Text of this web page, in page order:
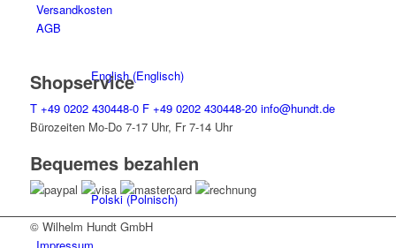
English(Englisch)
Polski(Polnisch)
Versandkosten
AGB
Shopservice
T +49 0202 430448-0 F +49 0202 430448-20 info@hundt.de
Bürozeiten Mo-Do 7-17 Uhr, Fr 7-14 Uhr
Bequemes bezahlen
© Wilhelm Hundt GmbH